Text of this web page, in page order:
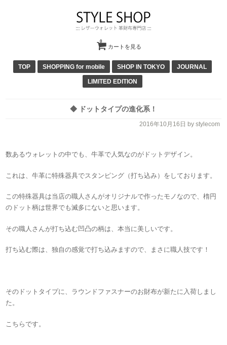
カートを見る
0
TOP SHOPPING for mobile SHOP IN TOKYO JOURNAL
LIMITED EDITION
◆ ドットタイプの進化系！
2016年10月16日 by stylecom
数あるウォレットの中でも、牛革で人気なのがドットデザイン。
これは、牛革に特殊器具でスタンピング（打ち込み）をしております。
この特殊器具は当店の職人さんがオリジナルで作ったモノなので、楕円
のドット柄は世界でも滅多にないと思います。
その職人さんが打ち込む凹凸の柄は、本当に美しいです。
打ち込む際は、独自の感覚で打ち込みますので、まさに職人技です！
そのドットタイプに、ラウンドファスナーのお財布が新たに入荷しまし
た。
こちらです。